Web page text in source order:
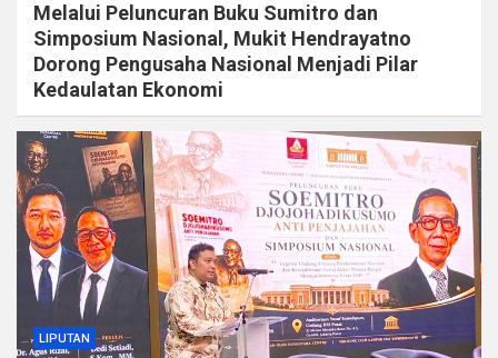
Melalui Peluncuran Buku Sumitro dan
Simposium Nasional, Mukit Hendrayatno
Dorong Pengusaha Nasional Menjadi Pilar
Kedaulatan Ekonomi
LIPUTAN